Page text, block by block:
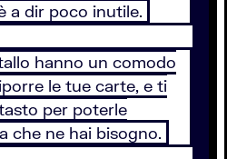
a dir poco inutile.
hanno un comodo
le tue carte, e ti
per poterle
che ne hai bisogno.